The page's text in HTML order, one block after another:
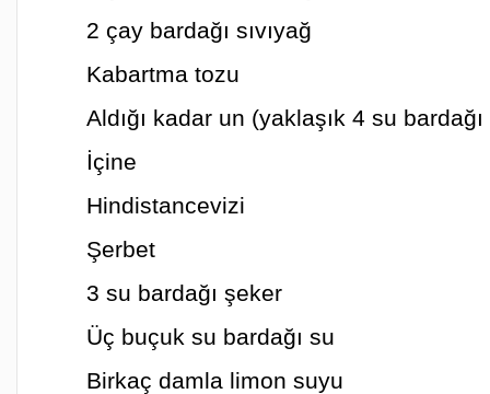
2 çay bardağı sıvıyağ
Kabartma tozu
Aldığı kadar un (yaklaşık 4 su
İçine
Hindistancevizi
Şerbet
3 su bardağı şeker
Üç buçuk su bardağı su
Birkaç damla limon suyu